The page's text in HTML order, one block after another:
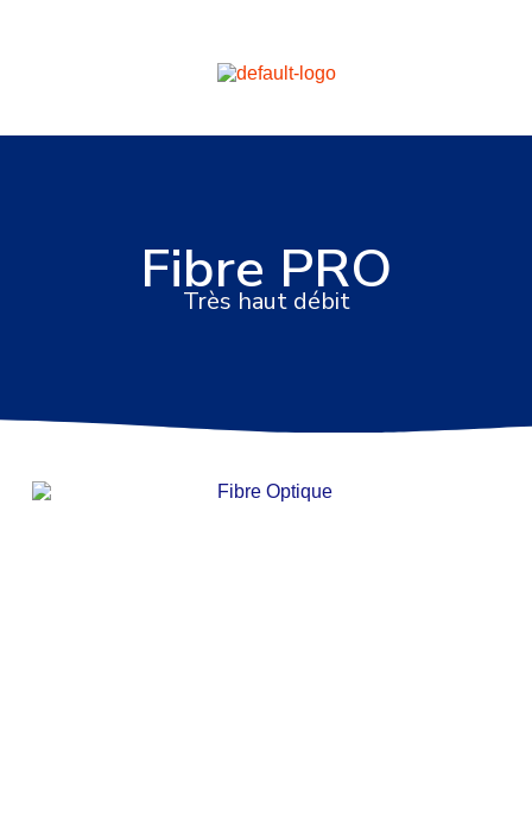
Fibre PRO
Très haut débit